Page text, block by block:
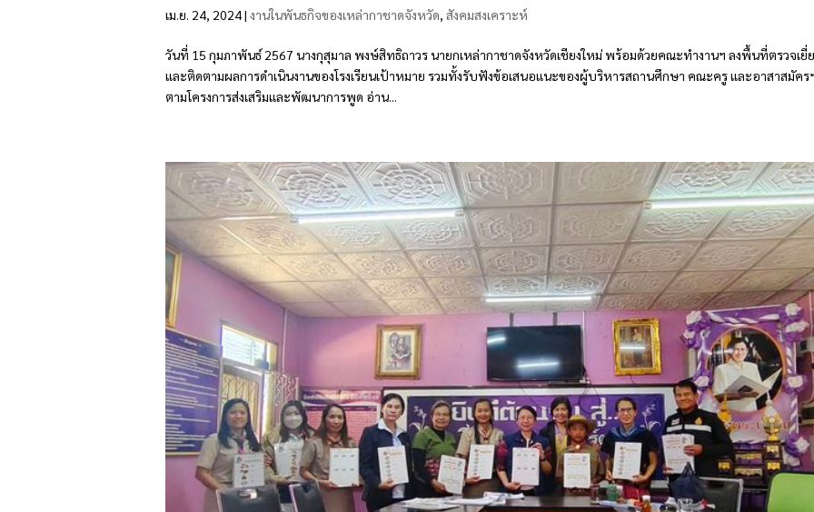
เม.ย. 24, 2024| งานในพันธกิจของเหล่ากาชาดจังหวัด, สังคมสงเคราะห์
วันที่ 15 กุมภาพันธ์ 2567 นางกุสุมาล พงษ์สิทธิถาวร นายกเหล่ากาชาดจังหวัดเชียงใหม่ พร้อมด้วยคณะทำงานฯ ลงพื้นที่ตรวจเยี่
และติดตามผลการดำเนินงานของโรงเรียนเป้าหมาย รวมทั้งรับฟังข้อเสนอแนะของผู้บริหารสถานศึกษา คณะครู และอาสาสมัคร
ตามโครงการส่งเสริมและพัฒนาการพูด อ่าน...